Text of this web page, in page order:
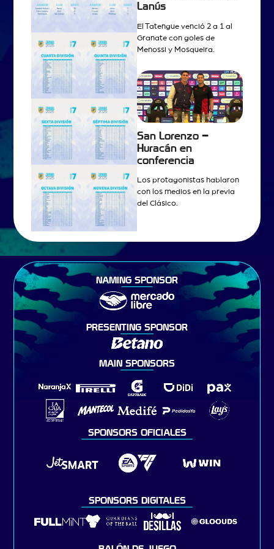
Lanús
El Tatengue venció 2 a 1 al
Granate con goles de
Menossi y Mosqueira.
San Lorenzo –
Huracán en
conferencia
Los protagonistas hablaron
con los medios en la previa
del Clásico.
NAMING SPONSOR
PRESENTING SPONSOR
MAIN SPONSORS
SPONSORS OFICIALES
SPONSORS DIGITALES